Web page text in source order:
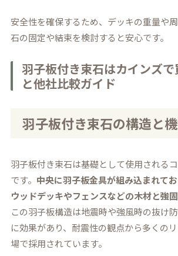
安全性を確保するため、デッキの重量や
石の固定や結束を検討すると安心です。
羽子板付き束石はカインズ
と他社比較ガイド
羽子板付き束石の構造と
羽子板付き束石は基礎として使用される
です。 中央に羽子板金具が組み込まれて
ウッドデッキやフェンスなどの木材と強固
この羽子板構造は地震時や強風時の抜け
に効果があり、耐震性の観点から多くの
場で採用されています。